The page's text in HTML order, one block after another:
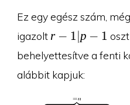
Ez egy egész szám,
igazolt r-
1|p-
1
r − 1∣p − 1
behelyettesítve a fenti
alábbit kapjuk:
=n